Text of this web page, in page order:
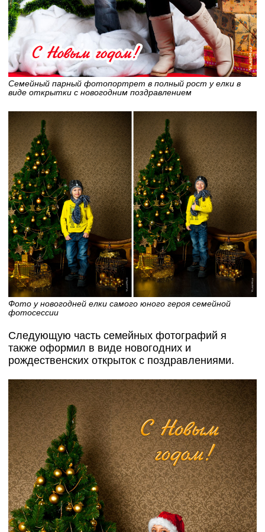
Семейный парный фотопортрет в полный рост у елки в
виде открытки с новогодним поздравлением
Фото у новогодней елки самого юного героя семейной
фотосессии
Следующую часть семейных фотографий я
также оформил в виде новогодних и
рождественских открыток с поздравлениями.